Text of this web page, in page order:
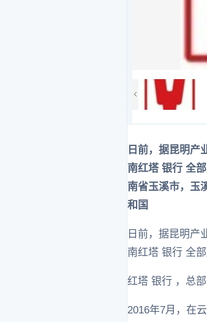
日前，据昆明产
南红塔 银行 全
南省玉溪市，玉
和国
日前，据昆明产
南红塔 银行 全
红塔 银行 ，总
2016年7月，在